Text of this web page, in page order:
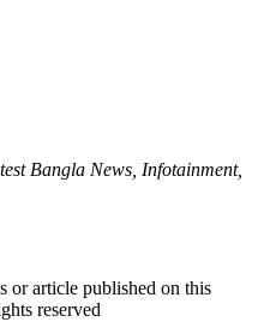
Bangla News, Infotainment,
or article published on this
reserved